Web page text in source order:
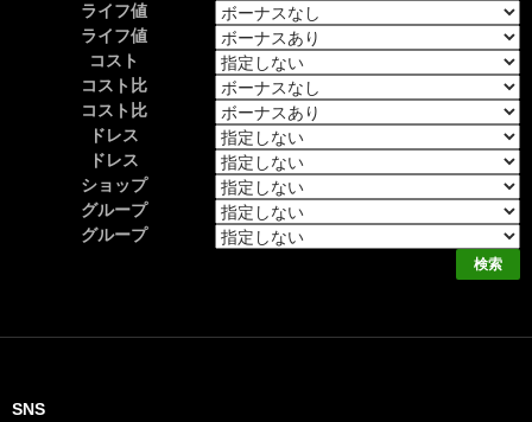
ライフ値
ライフ値
コスト
コスト比
コスト比
ドレス
ドレス
ショップ
グループ
グループ
SNS